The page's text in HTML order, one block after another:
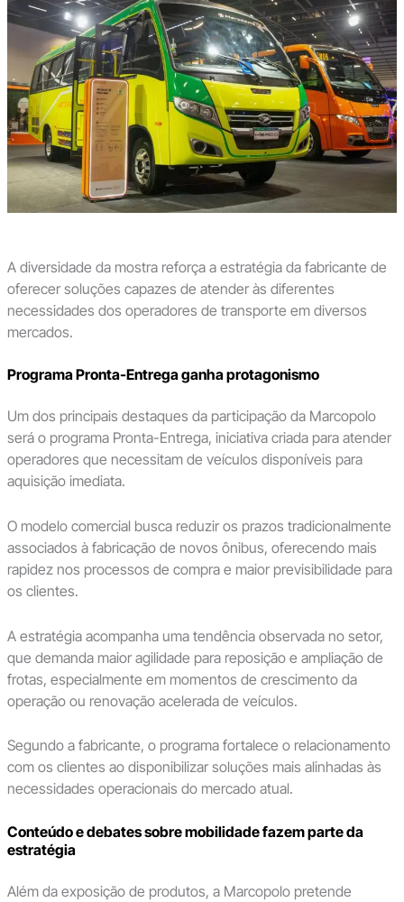
A diversidade da mostra reforça a estratégia da fabricante de
oferecer soluções capazes de atender às diferentes
necessidades dos operadores de transporte em diversos
mercados.
Programa Pronta-Entrega ganha protagonismo
Um dos principais destaques da participação da Marcopolo
será o programa Pronta-Entrega, iniciativa criada para atender
operadores que necessitam de veículos disponíveis para
aquisição imediata.
O modelo comercial busca reduzir os prazos tradicionalmente
associados à fabricação de novos ônibus, oferecendo mais
rapidez nos processos de compra e maior previsibilidade para
os clientes.
A estratégia acompanha uma tendência observada no setor,
que demanda maior agilidade para reposição e ampliação de
frotas, especialmente em momentos de crescimento da
operação ou renovação acelerada de veículos.
Segundo a fabricante, o programa fortalece o relacionamento
com os clientes ao disponibilizar soluções mais alinhadas às
necessidades operacionais do mercado atual.
Conteúdo e debates sobre mobilidade fazem parte da
estratégia
Além da exposição de produtos, a Marcopolo pretende